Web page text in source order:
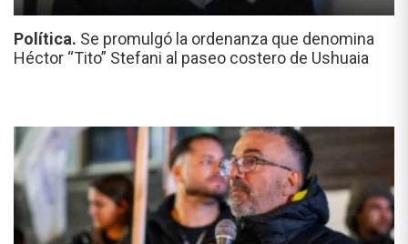
Política. Se promulgó la ordenanza que denomina
Héctor “Tito” Stefani al paseo costero de Ushuaia